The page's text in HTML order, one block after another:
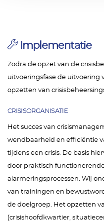
Implementatie
Zodra de opzet van de
uitvoeringsfase de uitvoering
opzetten van
CRISISORGANISATIE
Het succes van
wendbaarheid en efficiëntie
tijdens een crisis. De basis
door praktisch
alarmeringsprocessen. Wij
van trainingen en
de doelgroep. Het opzetten
(crisishoofdkwartier,